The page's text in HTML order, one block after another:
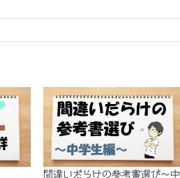
間違いだらけの参考書選び～中